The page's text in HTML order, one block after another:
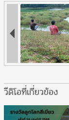
วีดิโอที่เกี่ยวข้อง